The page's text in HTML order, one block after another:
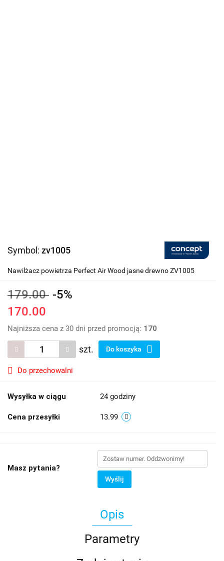
Symbol: zv1005
Nawilżacz powietrza Perfect Air Wood jasne drewno ZV1005
179.00 -5%
170.00
Najniższa cena z 30 dni przed promocją: 170
szt. Do koszyka
Do przechowalni
Wysyłka w ciągu 24 godziny
Cena przesyłki 13.99
Masz pytania?
Wyślij
Opis
Parametry